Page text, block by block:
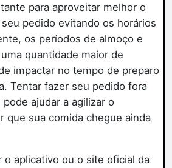
para aproveitar melhor o
pedido evitando os horários
os períodos de almoço e
quantidade maior de
impactar no tempo de preparo
Tentar fazer seu pedido fora
ajudar a agilizar o
que sua comida chegue ainda
o aplicativo ou o site oficial da